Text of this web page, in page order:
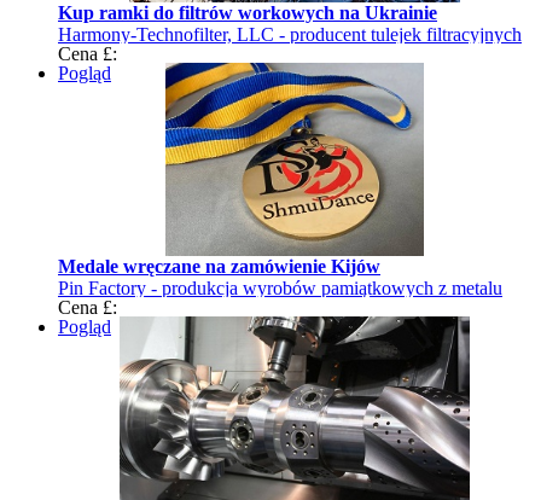
Kup ramki do filtrów workowych na Ukrainie
Harmony-Technofilter, LLC - producent tulejek filtracyjnych
Cena £:
Pogląd
Medale wręczane na zamówienie Kijów
Pin Factory - produkcja wyrobów pamiątkowych z metalu
Cena £:
Pogląd